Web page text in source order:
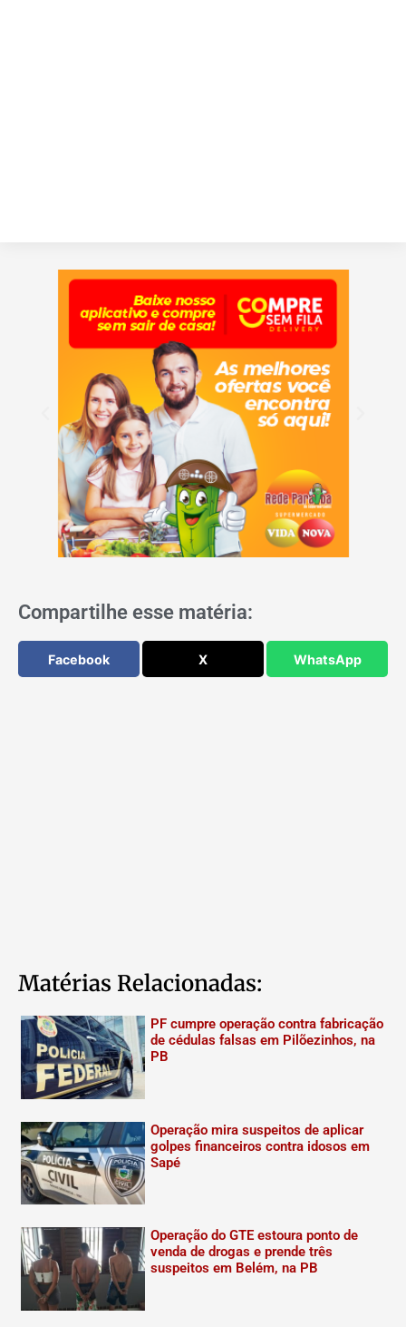
Compartilhe esse matéria:
Facebook X WhatsApp
Matérias Relacionadas:
PF cumpre operação contra fabricação
de cédulas falsas em Pilõezinhos, na
PB
Operação mira suspeitos de aplicar
golpes financeiros contra idosos em
Sapé
Operação do GTE estoura ponto de
venda de drogas e prende três
suspeitos em Belém, na PB